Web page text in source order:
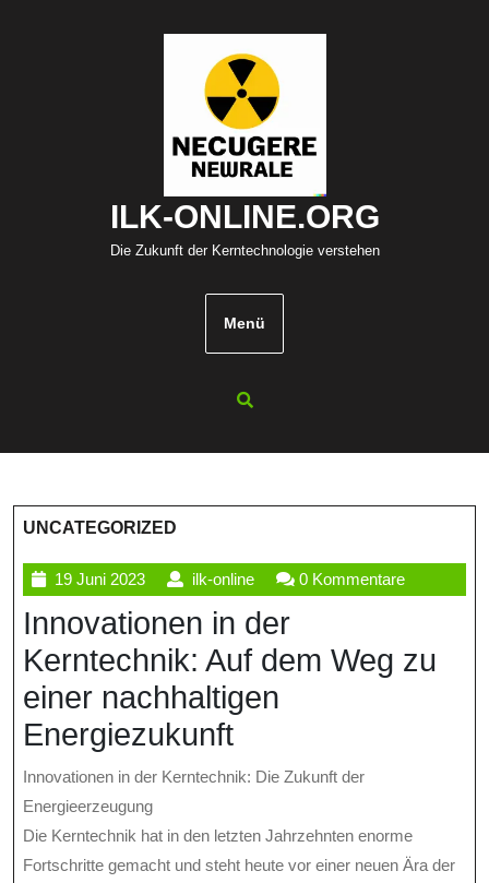
ILK-ONLINE.ORG
Die Zukunft der Kerntechnologie verstehen
Menü
UNCATEGORIZED
19 Juni 202319
Juni
2023
ilk-onlineilk-
online
0 Kommentare
Innovationen in der
Kerntechnik: Auf dem Weg zu
einer nachhaltigen
Energiezukunft
Innovationen in der Kerntechnik: Die Zukunft der
Energieerzeugung
Die Kerntechnik hat in den letzten Jahrzehnten enorme
Fortschritte gemacht und steht heute vor einer neuen Ära der